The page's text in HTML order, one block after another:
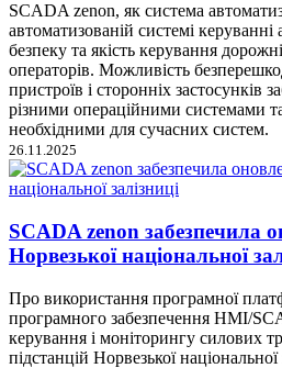
SCADA zenon, як система
автоматизованій системі
безпеку та якість керування
операторів. Можливість
пристроїв і сторонніх застосунків
різними операційними системами
необхідними для сучасних систем.
26.11.2025
SCADA zenon забезпечила
Норвезької національної
Про використання програмної
програмного забезпечення HMI/
керування і моніторингу силових
підстанцій Норвезької національної